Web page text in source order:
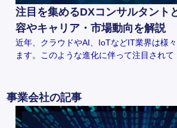
注目を集めるDXコンサルタント
容やキャリア・市場動向を解説
近年、クラウドやAI、IoTなどIT業界は様
ます。このような進化に伴って注目され
事業会社の記事